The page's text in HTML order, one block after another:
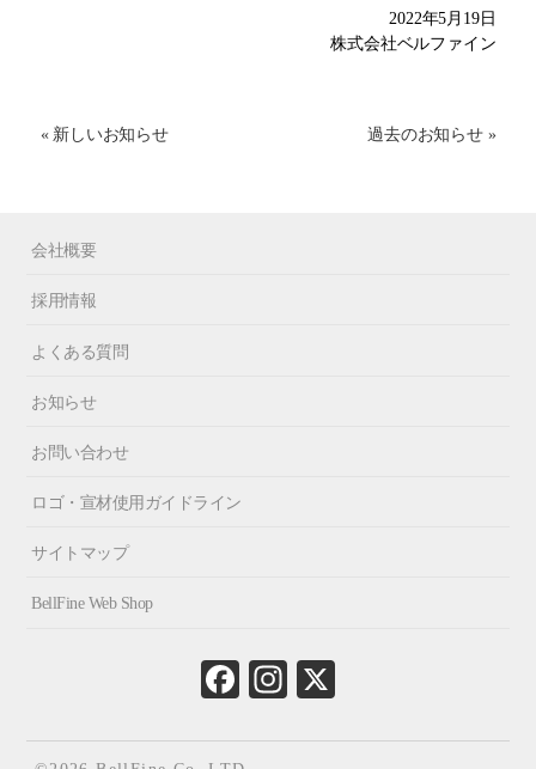
2022年5月19日
株式会社ベルファイン
« 新しいお知らせ 過去のお知らせ »
会社概要
採用情報
よくある質問
お知らせ
お問い合わせ
ロゴ・宣材使用ガイドライン
サイトマップ
BellFine Web Shop
Fa
ce
In
st